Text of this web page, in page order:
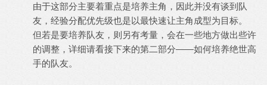
由于这部分主要着重点是培养主角，因此并没有谈到队
友，经验分配优先级也是以最快速让主角成型为目标。
但若是要培养队友，则另有考量，会在一些地方做出些许
的调整，详细请看接下来的第二部分——如何培养绝世高
手的队友。